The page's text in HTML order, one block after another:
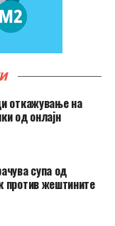
откажување на
од онлајн
супа од
против жештините